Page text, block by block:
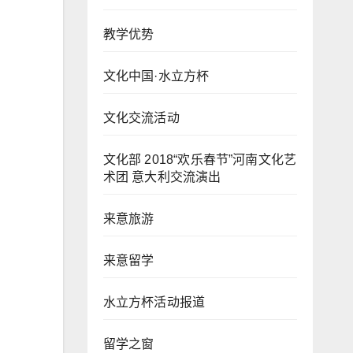
教学优势
文化中国·水立方杯
文化交流活动
文化部 2018“欢乐春节”河南文化艺
术团 意大利交流演出
来意旅游
来意留学
水立方杯活动报道
留学之窗